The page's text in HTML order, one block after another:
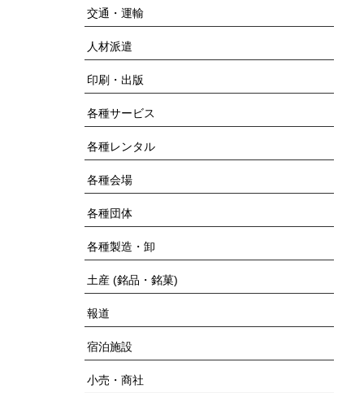
交通・運輸
人材派遣
印刷・出版
各種サービス
各種レンタル
各種会場
各種団体
各種製造・卸
土産 (銘品・銘菓)
報道
宿泊施設
小売・商社